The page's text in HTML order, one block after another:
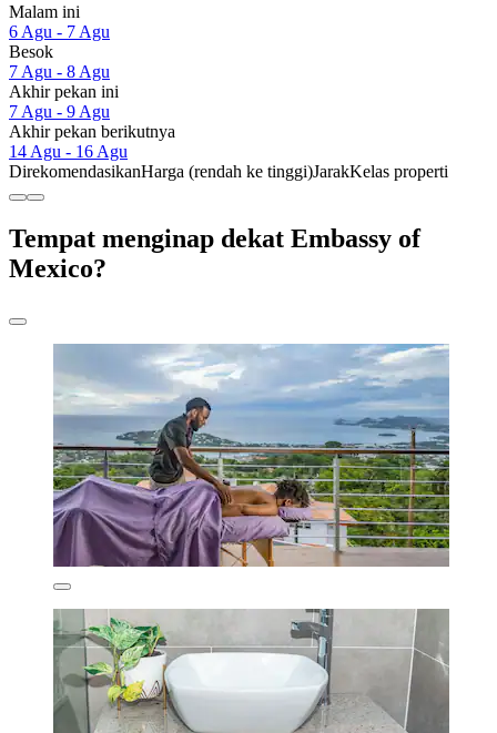
Malam ini
6 Agu - 7 Agu
Besok
7 Agu - 8 Agu
Akhir pekan ini
7 Agu - 9 Agu
Akhir pekan berikutnya
14 Agu - 16 Agu
DirekomendasikanHarga (rendah ke tinggi)JarakKelas properti
Tempat menginap dekat Embassy of
Mexico?